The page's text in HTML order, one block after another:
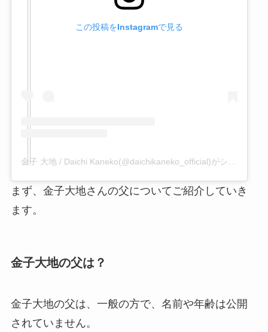
この投稿をInstagramで見る
まず、金子大地さんの父についてご紹介していき
ます。
金子大地の父は？
金子大地の父は、一般の方で、名前や年齢は公開
されていません。